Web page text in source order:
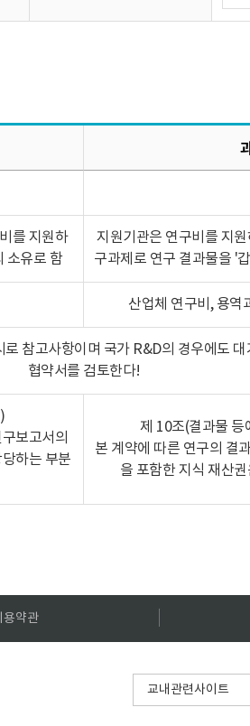
를 지원하
소유로 함
지원기관은 연구비를 지
구과제로 연구 결과물을 '
산업체 연구비, 용역
참고사항이며 국가 R&D의 경우에도
협약서를 검토한다!
보고서의
하는 부분
제 10조(결과물 등
본 계약에 따른 연구의 결
을 포함한 지식 재산
용약관
교내관련사이트